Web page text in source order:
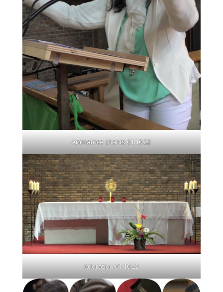
Animatrice chants 01.10.22
Adoration 01.10.22